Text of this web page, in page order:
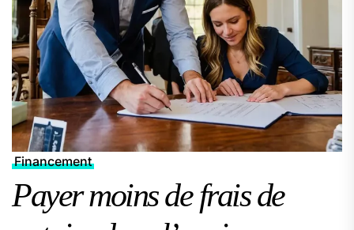
Financement
Payer moins de frais de